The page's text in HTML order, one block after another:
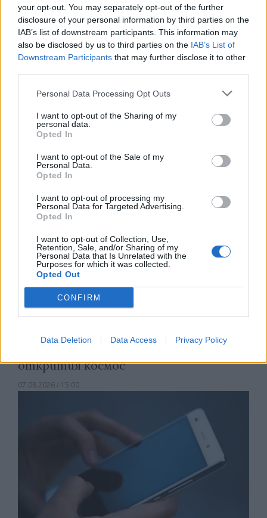
your opt-out. You may separately opt-out of the further
disclosure of your personal information by third parties on the
IAB’s list of downstream participants. This information may
also be disclosed by us to third parties on the IAB’s List of
Downstream Participants that may further disclose it to other
Personal Data Processing Opt Outs
I want to opt-out of the Sharing of my
personal data.
Opted In
I want to opt-out of the Sale of my
Personal Data.
Opted In
I want to opt-out of processing my
Personal Data for Targeted Advertising.
Opted In
I want to opt-out of Collection, Use,
Retention, Sale, and/or Sharing of my
Personal Data that Is Unrelated with the
Purposes for which it was collected.
Opted Out
CONFIRM
Data Deletion Data Access Privacy Policy
Изкуствен интелект за първи път
07.08.2026 / 15:30
открития космос
07.08.2026 / 15:00